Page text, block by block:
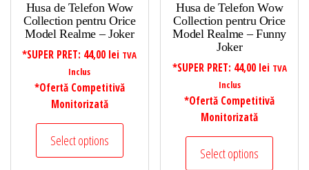
Husa de Telefon Wow
Collection pentru Orice
Model Realme – Joker
*SUPER PRET: 44,00 lei TVA
Inclus
*Ofertă Competitivă
Monitorizată
Select options
Husa de Telefon Wow
Collection pentru Orice
Model Realme – Funny
Joker
*SUPER PRET: 44,00 lei TVA
Inclus
*Ofertă Competitivă
Monitorizată
Select options